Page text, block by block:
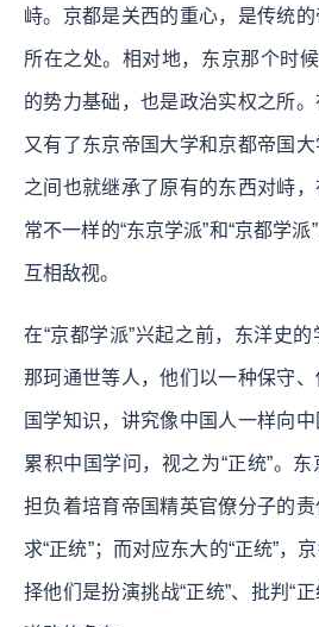
峙。京都是关西的重心，是传统
所在之处。相对地，东京那个时
的势力基础，也是政治实权之所。
又有了东京帝国大学和京都帝国
之间也就继承了原有的东西对峙
常不一样的“东京学派”和“京都学
互相敌视。
在“京都学派”兴起之前，东洋史的
那珂通世等人，他们以一种保守
国学知识，讲究像中国人一样向中
累积中国学问，视之为“正统”。
担负着培育帝国精英官僚分子的
求“正统”；而对应东大的“正统”，
择他们是扮演挑战“正统”、批判“